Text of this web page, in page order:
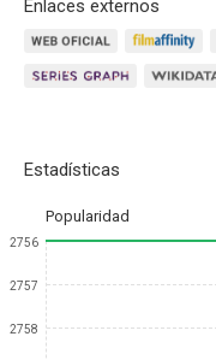
Enlaces externos
Estadísticas
Popularidad
2756
2757
2758